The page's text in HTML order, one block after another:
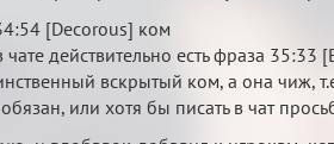
[Decorous] ком
действительно есть фраза 35:33
вскрытый ком, а она чиж,
или хотя бы писать в чат